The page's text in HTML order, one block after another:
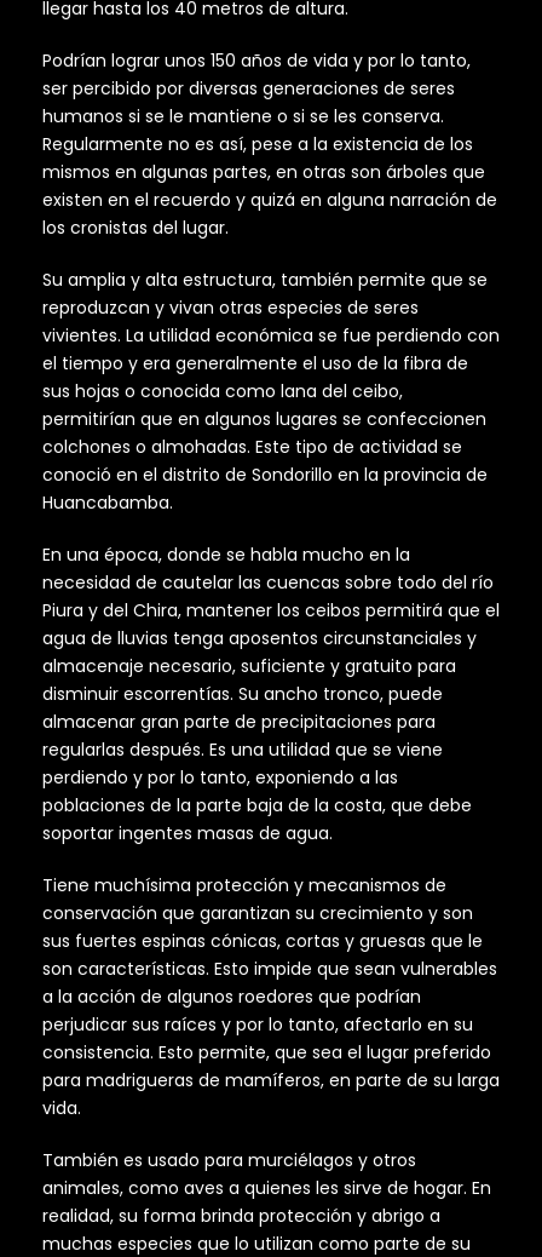
llegar hasta los 40 metros de altura.
Podrían lograr unos 150 años de vida y por lo tanto,
ser percibido por diversas generaciones de seres
humanos si se le mantiene o si se les conserva.
Regularmente no es así, pese a la existencia de los
mismos en algunas partes, en otras son árboles que
existen en el recuerdo y quizá en alguna narración de
los cronistas del lugar.
Su amplia y alta estructura, también permite que se
reproduzcan y vivan otras especies de seres
vivientes. La utilidad económica se fue perdiendo con
el tiempo y era generalmente el uso de la fibra de
sus hojas o conocida como lana del ceibo,
permitirían que en algunos lugares se confeccionen
colchones o almohadas. Este tipo de actividad se
conoció en el distrito de Sondorillo en la provincia de
Huancabamba.
En una época, donde se habla mucho en la
necesidad de cautelar las cuencas sobre todo del río
Piura y del Chira, mantener los ceibos permitirá que el
agua de lluvias tenga aposentos circunstanciales y
almacenaje necesario, suficiente y gratuito para
disminuir escorrentías. Su ancho tronco, puede
almacenar gran parte de precipitaciones para
regularlas después. Es una utilidad que se viene
perdiendo y por lo tanto, exponiendo a las
poblaciones de la parte baja de la costa, que debe
soportar ingentes masas de agua.
Tiene muchísima protección y mecanismos de
conservación que garantizan su crecimiento y son
sus fuertes espinas cónicas, cortas y gruesas que le
son características. Esto impide que sean vulnerables
a la acción de algunos roedores que podrían
perjudicar sus raíces y por lo tanto, afectarlo en su
consistencia. Esto permite, que sea el lugar preferido
para madrigueras de mamíferos, en parte de su larga
vida.
También es usado para murciélagos y otros
animales, como aves a quienes les sirve de hogar. En
realidad, su forma brinda protección y abrigo a
muchas especies que lo utilizan como parte de su